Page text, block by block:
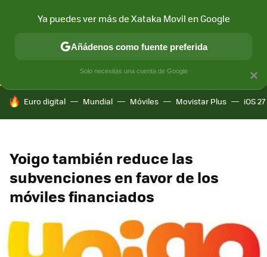
CONECTIVIDAD MÓVIL Y SOCIEDAD APLICACIONES
HOY SE HABLA DE
Euro digital Mundial Móviles Movistar Plus iOS 27
Yoigo también reduce las
subvenciones en favor de los
móviles financiados
×
Ya puedes ver más de Xataka Movil en Google
Añádenos como fuente preferida
Solo necesitas una cuenta de Google